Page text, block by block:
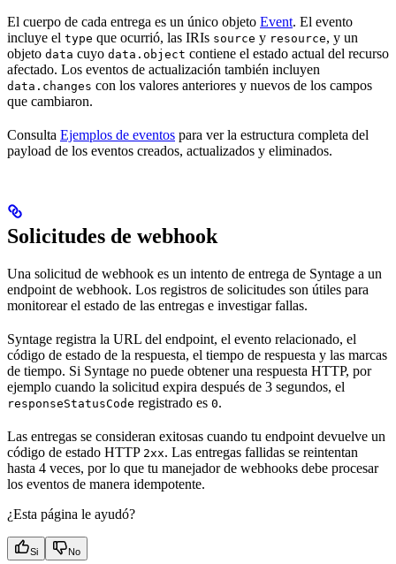
El cuerpo de cada entrega es un único objeto Event. El evento
incluye el type que ocurrió, las IRIs source y resource, y un
objeto data cuyo data.object contiene el estado actual del recurso
afectado. Los eventos de actualización también incluyen
data.changes con los valores anteriores y nuevos de los campos
que cambiaron.
Consulta Ejemplos de eventos para ver la estructura completa del
payload de los eventos creados, actualizados y eliminados.
Solicitudes de webhook
Una solicitud de webhook es un intento de entrega de Syntage a un
endpoint de webhook. Los registros de solicitudes son útiles para
monitorear el estado de las entregas e investigar fallas.
Syntage registra la URL del endpoint, el evento relacionado, el
código de estado de la respuesta, el tiempo de respuesta y las marcas
de tiempo. Si Syntage no puede obtener una respuesta HTTP, por
ejemplo cuando la solicitud expira después de 3 segundos, el
responseStatusCode registrado es 0.
Las entregas se consideran exitosas cuando tu endpoint devuelve un
código de estado HTTP 2xx. Las entregas fallidas se reintentan
hasta 4 veces, por lo que tu manejador de webhooks debe procesar
los eventos de manera idempotente.
¿Esta página le ayudó?
Si No